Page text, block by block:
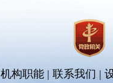
800个。
工作
头，持
机构职能 | 联系我们 |